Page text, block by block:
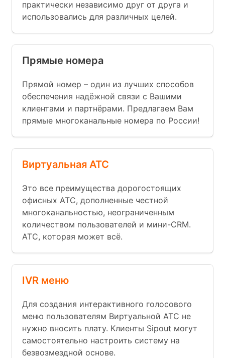
практически независимо друг от друга и
использовались для различных целей.
Прямые номера
Прямой номер – один из лучших способов
обеспечения надёжной связи с Вашими
клиентами и партнёрами. Предлагаем Вам
прямые многоканальные номера по России!
Виртуальная АТС
Это все преимущества дорогостоящих
офисных АТС, дополненные честной
многоканальностью, неограниченным
количеством пользователей и мини-CRM.
АТС, которая может всё.
IVR меню
Для создания интерактивного голосового
меню пользователям Виртуальной АТС не
нужно вносить плату. Клиенты Sipout могут
самостоятельно настроить систему на
безвозмездной основе.